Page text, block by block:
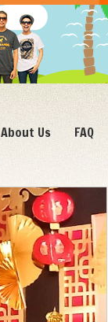
About Us FAQ